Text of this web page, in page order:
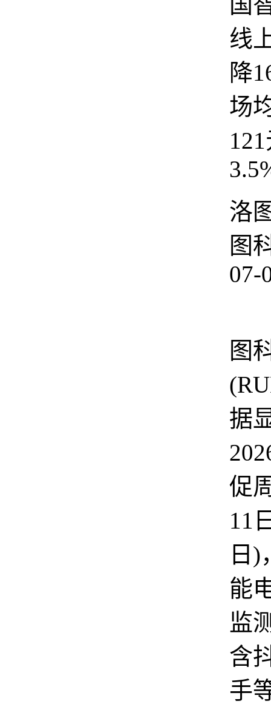
线
降
场
洛
图
07-
图
据
促
11
日)
能
监
含
手